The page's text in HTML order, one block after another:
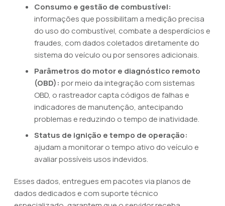
Consumo e gestão de combustível:
informações que possibilitam a medição precisa
do uso do combustível, combate a desperdícios e
fraudes, com dados coletados diretamente do
sistema do veículo ou por sensores adicionais.
Parâmetros do motor e diagnóstico remoto
(OBD): por meio da integração com sistemas
OBD, o rastreador capta códigos de falhas e
indicadores de manutenção, antecipando
problemas e reduzindo o tempo de inatividade.
Status de ignição e tempo de operação:
ajudam a monitorar o tempo ativo do veículo e
avaliar possíveis usos indevidos.
Esses dados, entregues em pacotes via planos de
dados dedicados e com suporte técnico